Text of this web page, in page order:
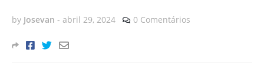
by Josevan - abril 29, 2024 0 Comentários